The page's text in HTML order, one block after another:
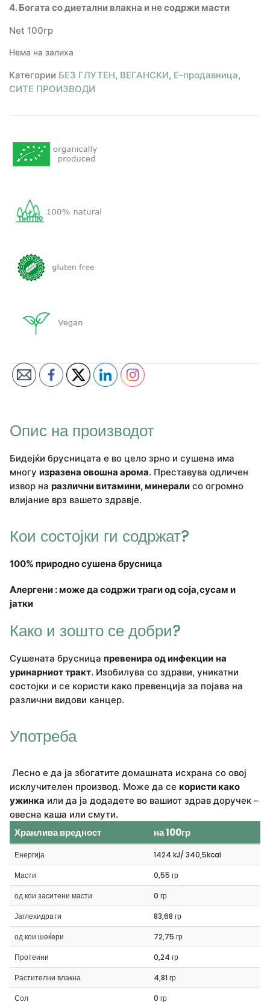
4. Богата со диетални влакна и не содржи масти
Net 100гр
Нема на залиха
Категории БЕЗ ГЛУТЕН, ВЕГАНСКИ, Е-продавница,
СИТЕ ПРОИЗВОДИ
Опис на производот
Бидејќи брусницата е во цело зрно и сушена има
многу изразена овошна арома. Преставува одличен
извор на различни витамини, минерали со огромно
влијание врз вашето здравје.
Кои состојки ги содржат?
100% природно сушена брусница
Алергени : може да содржи траги од соја,сусам и
јатки
Како и зошто се добри?
Сушената брусница превенира од инфекции на
уринарниот тракт. Изобилува со здрави, уникатни
состојки и се користи како превенција за појава на
различни видови канцер.
Употреба
Лесно е да ја збогатите домашната исхрана со овој
исклучителен производ. Може да се користи како
ужинка или да ја додадете во вашиот здрав доручек –
овесна каша или смути.
Хранлива вредност на 100гр
Енергија
1424 kJ/ 340,5kcal
Масти
0,55 гр
од кои заситени масти
0 гр
Јаглехидрати
83,68 гр
од кои шеќери
72,75 гр
Протеини
0,24 гр
Растителни влакна
4,81 гр
Сол
0 гр